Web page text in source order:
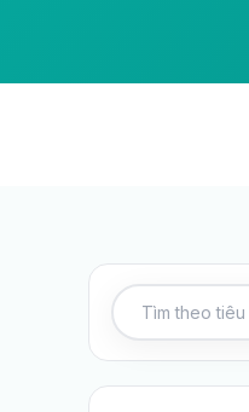
Tìm kiếm bài